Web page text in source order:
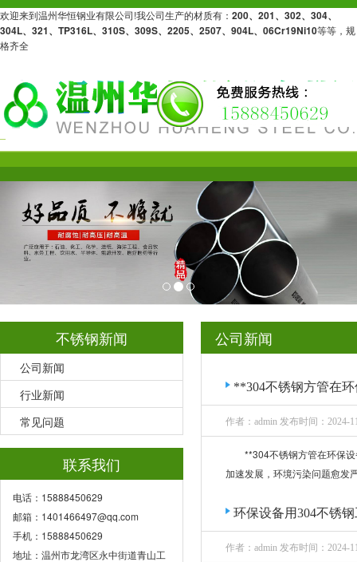
欢迎来到温州华恒钢业有限公司!我公司生产的材质有： 200、201、302、304、
304L、321、TP316L、310S、309S、2205、2507、904L、06Cr19Ni10等等，规
格齐全
不锈钢新闻
公司新闻
行业新闻
常见问题
联系我们
电话：15888450629
邮箱：1401466497@qq.com
手机：15888450629
地址：温州市龙湾区永中街道青山工
公司新闻
**304不锈钢方管在
作者：admin 发布时间：2024-
**304不锈钢方管在环保
加速发展，环境污染问题愈发
环保设备用304不锈
作者：admin 发布时间：2024-